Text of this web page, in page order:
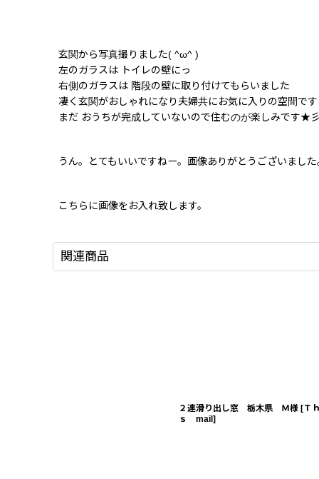
玄関から写真撮りました( ^ω^ )
左のガラスは トイレの壁にっ
右側のガラスは 階段の壁に取り付けてもらいました
凄く玄関がおしゃれになり夫婦共にお気に入りの空間です
まだ おうちが完成していないので住むのが楽しみです★彡
うん。とてもいいですねー。画像ありがとうございまし
こちらに画像をお入れ致します。
関連商品
２連滑り出し窓 栃木県 Ｍ様 [Ｔ
ｓ mail ]